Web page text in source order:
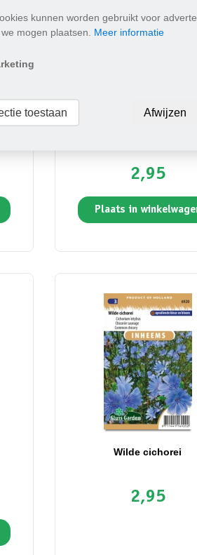
kunnen worden gebruikt voor
mogen plaatsen. Meer informatie
toestaan Afwijzen
2,95
Plaats in
Wilde cichorei
2,95